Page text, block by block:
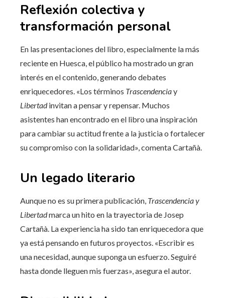
Reflexión colectiva y
transformación personal
En las presentaciones del libro, especialmente la más
reciente en Huesca, el público ha mostrado un gran
interés en el contenido, generando debates
enriquecedores. «Los términos Trascendenciay
Libertadinvitan a pensar y repensar. Muchos
asistentes han encontrado en el libro una inspiración
para cambiar su actitud frente a la justicia o fortalecer
su compromiso con la solidaridad», comenta Cartañà.
Un legado literario
Aunque no es su primera publicación, Trascendencia y
Libertadmarca un hito en la trayectoria de Josep
Cartañà. La experiencia ha sido tan enriquecedora que
ya está pensando en futuros proyectos. «Escribir es
una necesidad, aunque suponga un esfuerzo. Seguiré
hasta donde lleguen mis fuerzas», asegura el autor.